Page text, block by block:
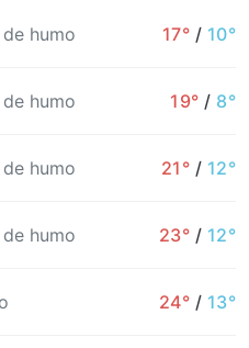
humo 17° / 10°
humo 19° / 8°
humo 21° / 12°
humo 23° / 12°
24° / 13°